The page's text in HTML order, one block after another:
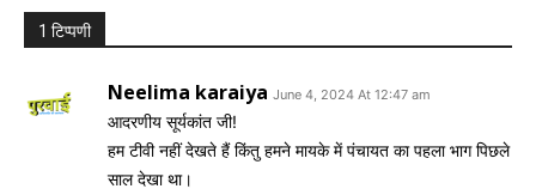
1 टिप्पणी
Neelima karaiya June 4, 2024 At 12:47 am
आदरणीय सूर्यकांत जी!
हम टीवी नहीं देखते हैं किंतु हमने मायके में पंचायत का पहला भाग पिछले
साल देखा था।